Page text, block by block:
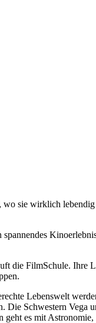
wo sie wirklich
die FilmSchule. Ihre
Lebenswelt
Die Schwestern Vega
geht es mit